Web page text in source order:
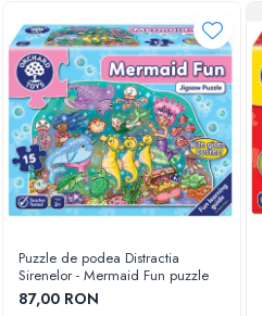
Puzzle de podea Distractia
Sirenelor - Mermaid Fun puzzle
87,00 RON